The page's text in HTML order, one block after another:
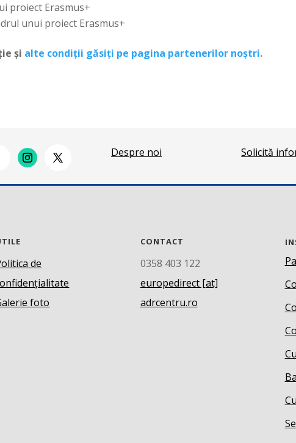
proiect Erasmus+
unui proiect Erasmus+
și alte condiții găsiți pe pagina partenerilor noștri.
Despre noi Solicită
de
foto
CONTACT
0358 403 122
europedirect [at]
adrcentru.ro